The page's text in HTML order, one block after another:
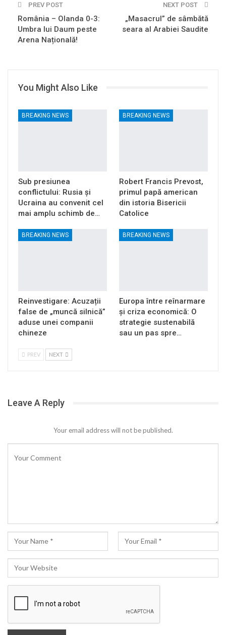
Linkedin Tumblr Telegram VK Viber
PREV POST
România – Olanda 0-3:
Umbra lui Daum peste
Arena Națională!
NEXT POST
„Masacrul” de sâmbătă
seara al Arabiei Saudite
You Might Also Like
BREAKING NEWS
Sub presiunea
conflictului: Rusia și
Ucraina au convenit cel
mai amplu schimb de…
BREAKING NEWS
Robert Francis Prevost,
primul papă american
din istoria Bisericii
Catolice
BREAKING NEWS
Reinvestigare: Acuzații
false de „muncă silnică”
aduse unei companii
chineze
BREAKING NEWS
Europa între reînarmare
și criza economică: O
strategie sustenabilă
sau un pas spre…
PREV NEXT
Leave A Reply
Your email address will not be published.